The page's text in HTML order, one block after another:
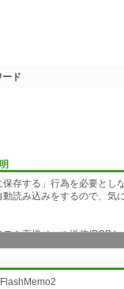
保存する」行為を必要とし
動読み込みをするので、気
モを直接メール送信(POP
囲をGoogle等の検索サー
をそのままファイル名に指
便利な機能を搭載していま
FlashMemo2
ド